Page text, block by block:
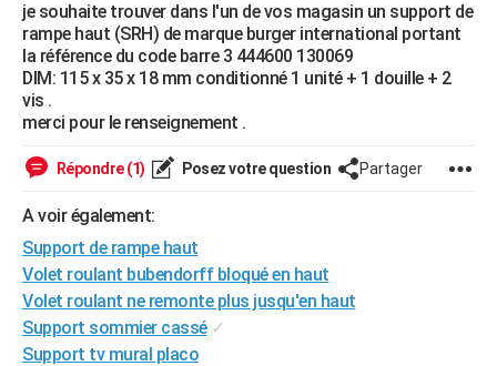
Essais
Réserver un essai
Citadines
Berlines
SUV
Forum auto
+HIGH-TECH
Mobiles
Meilleur smartphone
Internet
Ordinateurs
Jeux vidéo
Guide high-tech
+BRICOLAGE
Forum
Aménagement intérieur
Extérieur
Cuisine
Salle de bains
Jardinage
Rangement
WEEK-END
Guides de France
Escapades
Patrimoine
Expositions
Musées
Week-end nature
LIFESTYLE
SANTE
Alimentation
Guide de la santé
Maladies
Médicaments
Sommeil
VOYAGE
Destinations
City break
Voyage nature
Voyage de noces
Forum
Climat
+PHOTO
GUIDES D'ACHAT
je souhaite trouver dans l'un de vos magasin un support de
rampe haut (SRH) de marque burger international portant
la référence du code barre 3 444600 130069
DIM: 115 x 35 x 18 mm conditionné 1 unité + 1 douille + 2
vis .
merci pour le renseignement .
Répondre (1) Posez votre question Partager
A voir également:
Support de rampe haut
Volet roulant bubendorff bloqué en haut
Volet roulant ne remonte plus jusqu'en haut
Support sommier cassé ✓
Support tv mural placo